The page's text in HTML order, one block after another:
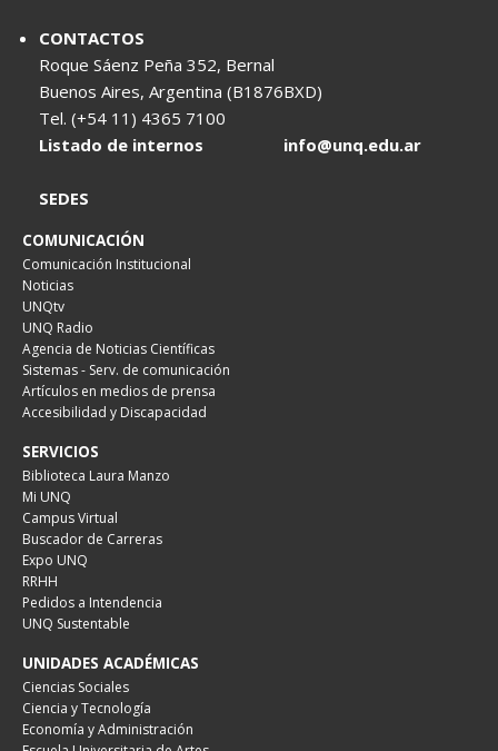
CONTACTOS
Roque Sáenz Peña 352, Bernal
Buenos Aires, Argentina (B1876BXD)
Tel. (+54 11) 4365 7100
Listado de internos
info@unq.edu.ar
SEDES
COMUNICACIÓN
Comunicación Institucional
Noticias
UNQtv
UNQ Radio
Agencia de Noticias Científicas
Sistemas - Serv. de comunicación
Artículos en medios de prensa
Accesibilidad y Discapacidad
SERVICIOS
Biblioteca Laura Manzo
Mi UNQ
Campus Virtual
Buscador de Carreras
Expo UNQ
RRHH
Pedidos a Intendencia
UNQ Sustentable
UNIDADES ACADÉMICAS
Ciencias Sociales
Ciencia y Tecnología
Economía y Administración